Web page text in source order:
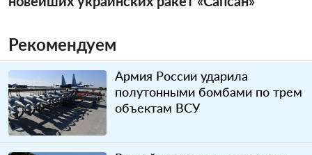
Рекомендуем
Армия России ударила
полутонными бомбами по трем
объектам ВСУ